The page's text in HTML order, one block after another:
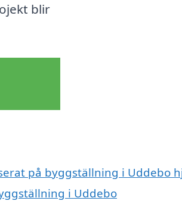
blir
på byggställning i Uddebo
i Uddebo